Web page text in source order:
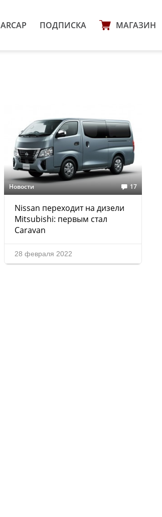
ARCAP ПОДПИСКА МАГАЗИН
Новости 17
Nissan переходит на дизели
Mitsubishi: первым стал
Caravan
28 февраля 2022